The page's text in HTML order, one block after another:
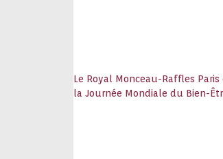
Le Royal Monceau-Raffles Paris
la Journée Mondiale du Bien-